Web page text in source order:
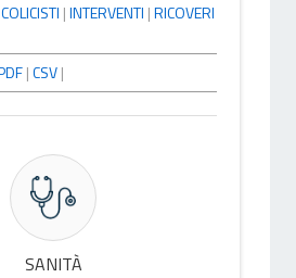
COLICISTI |INTERVENTI |RICOVERI
|CSV|
SANITÀ